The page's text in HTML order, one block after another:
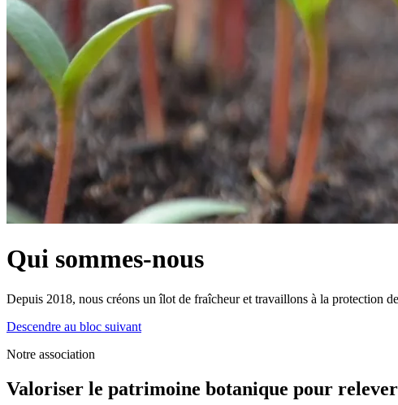
Qui sommes-nous
Depuis 2018, nous créons un îlot de fraîcheur et travaillons à la protection
Descendre au bloc suivant
Notre association
Valoriser le patrimoine botanique pour relever